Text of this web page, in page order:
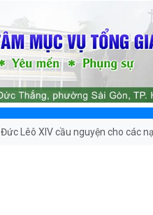
Đức Lêô XIV cầu nguyện cho các